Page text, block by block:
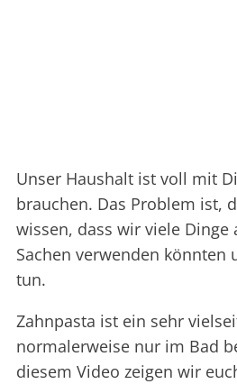
Unser Haushalt ist voll mit
brauchen. Das Problem ist,
wissen, dass wir viele Dinge
Sachen verwenden könnten
tun.
Zahnpasta ist ein sehr
normalerweise nur im Bad
diesem Video zeigen wir